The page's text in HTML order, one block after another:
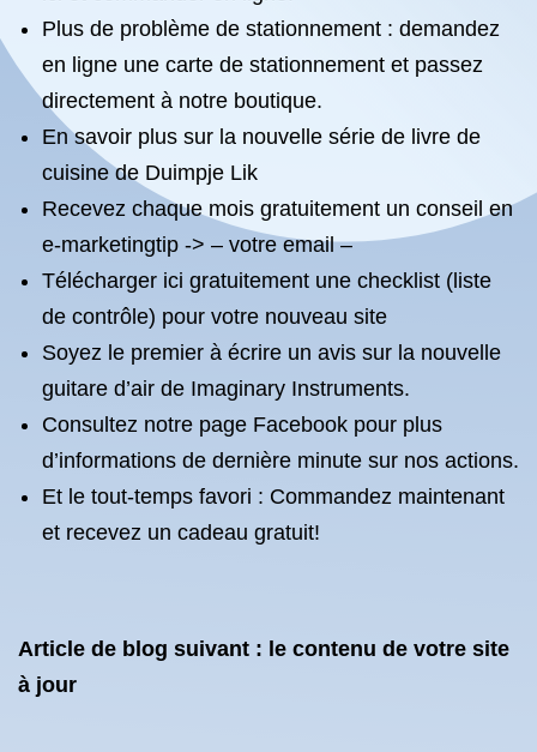
Plus de problème de stationnement : demandez
en ligne une carte de stationnement et passez
directement à notre boutique.
En savoir plus sur la nouvelle série de livre de
cuisine de Duimpje Lik
Recevez chaque mois gratuitement un conseil en
e-marketingtip -> – votre email –
Télécharger ici gratuitement une checklist (liste
de contrôle) pour votre nouveau site
Soyez le premier à écrire un avis sur la nouvelle
guitare d’air de Imaginary Instruments.
Consultez notre page Facebook pour plus
d’informations de dernière minute sur nos actions.
Et le tout-temps favori : Commandez maintenant
et recevez un cadeau gratuit!
Article de blog suivant : le contenu de votre site
à jour